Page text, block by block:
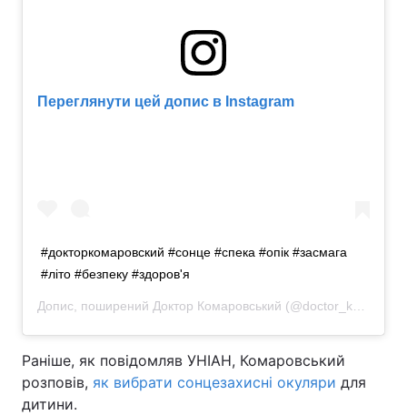
Переглянути цей допис в Instagram
#докторкомаровский #сонце #спека #опік #засмага
#літо #безпеку #здоров'я
Допис, поширений Доктор Комаровський (@doctor_komarovskiy)
Раніше, як повідомляв УНІАН, Комаровський
розповів, як вибрати сонцезахисні окуляри для
дитини.